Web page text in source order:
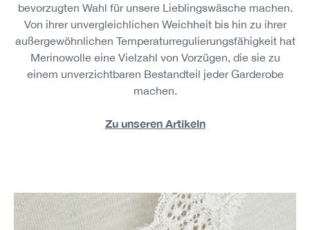
bevorzugten Wahl für unsere Lieblingswäsche machen.
Von ihrer unvergleichlichen Weichheit bis hin zu ihrer
außergewöhnlichen Temperaturregulierungsfähigkeit hat
Merinowolle eine Vielzahl von Vorzügen, die sie zu
einem unverzichtbaren Bestandteil jeder Garderobe
machen.
Zu unseren Artikeln